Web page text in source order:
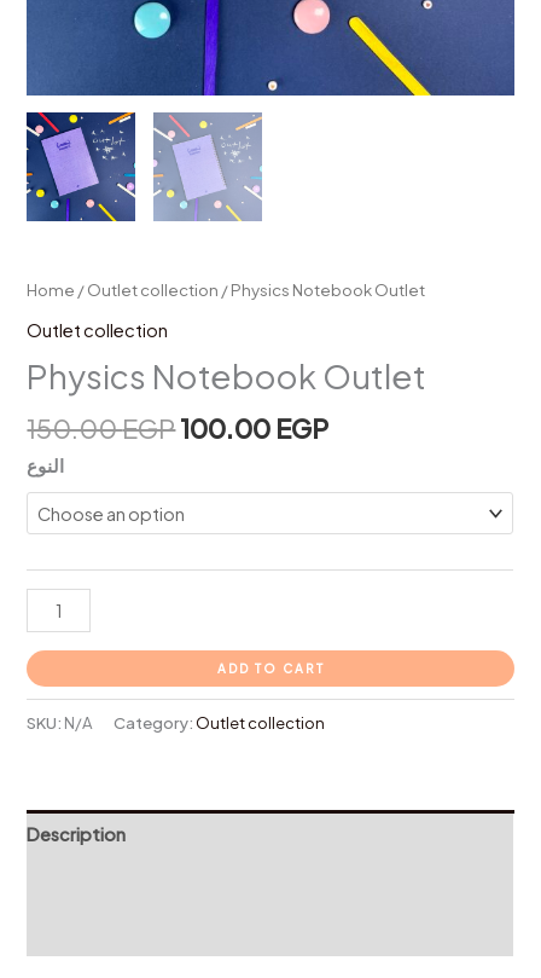
Home /Outlet collection / Physics Notebook Outlet
Outlet collection
Physics Notebook Outlet
150.00EGP100.00 EGP
النوع
ADD TO CART
SKU: N/A Category: Outlet collection
Description